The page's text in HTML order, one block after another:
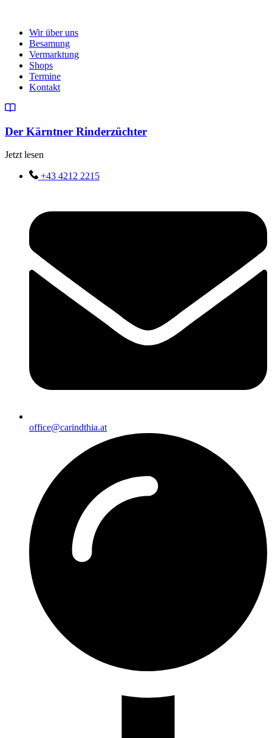
Wir über uns
Besamung
Vermarktung
Shops
Termine
Kontakt
Der Kärntner Rinderzüchter
Jetzt lesen
+43 4212 2215
office@carindthia.at